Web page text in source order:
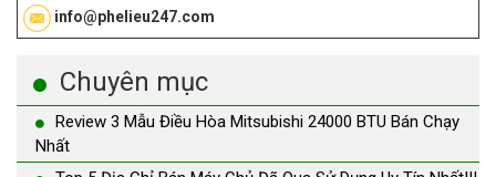
info@phelieu247.com
Chuyên mục
Review 3 Mẫu Điều Hòa Mitsubishi 24000 BTU Bán Chạy
Nhất